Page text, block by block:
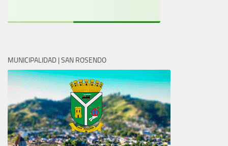
MUNICIPALIDAD | SAN ROSENDO